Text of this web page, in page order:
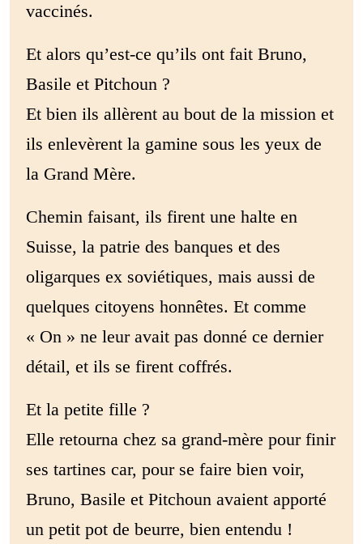
vaccinés.
Et alors qu’est-ce qu’ils ont fait Bruno,
Basile et Pitchoun ?
Et bien ils allèrent au bout de la mission et
ils enlevèrent la gamine sous les yeux de
la Grand Mère.
Chemin faisant, ils firent une halte en
Suisse, la patrie des banques et des
oligarques ex soviétiques, mais aussi de
quelques citoyens honnêtes. Et comme
« On » ne leur avait pas donné ce dernier
détail, et ils se firent coffrés.
Et la petite fille ?
Elle retourna chez sa grand-mère pour finir
ses tartines car, pour se faire bien voir,
Bruno, Basile et Pitchoun avaient apporté
un petit pot de beurre, bien entendu !